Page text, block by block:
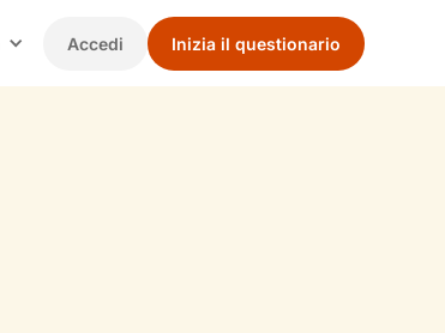
Accedi Inizia il questionario